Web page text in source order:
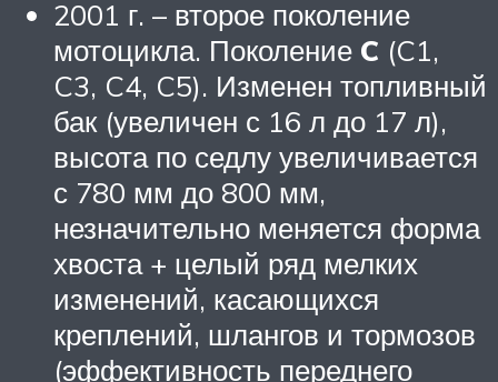
2001 г. – второе поколение
мотоцикла. Поколение C (C1,
C3, C4, C5). Изменен топливный
бак (увеличен с 16 л до 17 л),
высота по седлу увеличивается
с 780 мм до 800 мм,
незначительно меняется форма
хвоста + целый ряд мелких
изменений, касающихся
креплений, шлангов и тормозов
(эффективность переднего